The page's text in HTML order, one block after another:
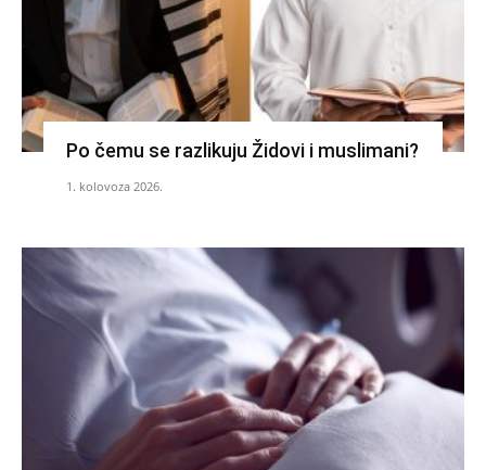
Po čemu se razlikuju Židovi i muslimani?
1. kolovoza 2026.